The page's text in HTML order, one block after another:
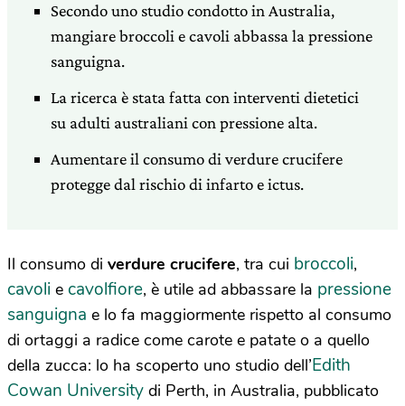
Secondo uno studio condotto in Australia,
mangiare broccoli e cavoli abbassa la pressione
sanguigna.
La ricerca è stata fatta con interventi dietetici
su adulti australiani con pressione alta.
Aumentare il consumo di verdure crucifere
protegge dal rischio di infarto e ictus.
Il consumo di verdure crucifere, tra cui broccoli,
cavoli e cavolfiore, è utile ad abbassare la pressione
sanguigna e lo fa maggiormente rispetto al consumo
di ortaggi a radice come carote e patate o a quello
della zucca: lo ha scoperto uno studio dell’Edith
Cowan University di Perth, in Australia, pubblicato